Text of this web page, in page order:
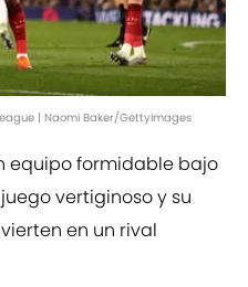
| Naomi Baker/GettyImages
equipo formidable bajo
vertiginoso y su
en un rival